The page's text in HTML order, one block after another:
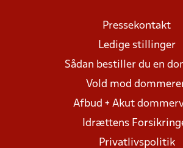
Pressekontakt
Ledige stillinger
Sådan bestiller du en
Vold mod
Afbud + Akut
Idrættens
Privatlivspolitik